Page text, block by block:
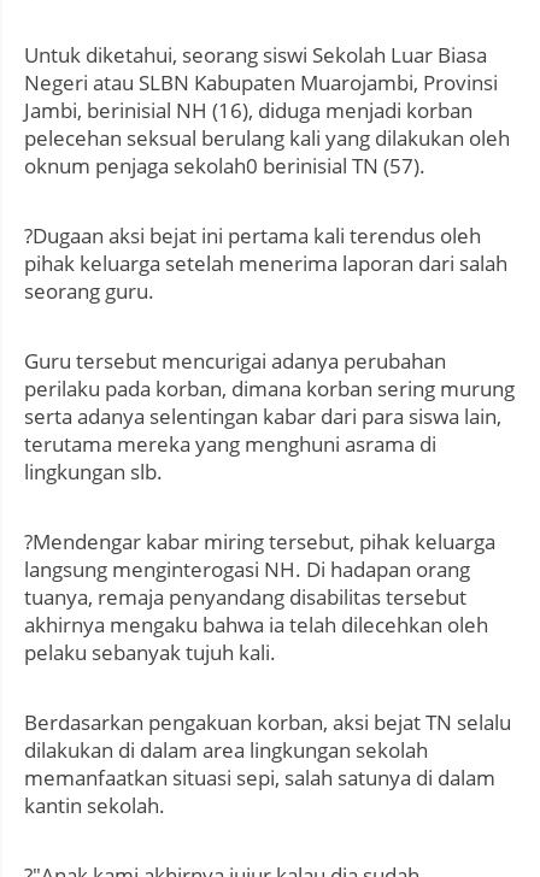
Untuk diketahui, seorang siswi Sekolah Luar Biasa
Negeri atau SLBN Kabupaten Muarojambi, Provinsi
Jambi, berinisial NH (16), diduga menjadi korban
pelecehan seksual berulang kali yang dilakukan oleh
oknum penjaga sekolah0 berinisial TN (57).
?Dugaan aksi bejat ini pertama kali terendus oleh
pihak keluarga setelah menerima laporan dari salah
seorang guru.
Guru tersebut mencurigai adanya perubahan
perilaku pada korban, dimana korban sering murung
serta adanya selentingan kabar dari para siswa lain,
terutama mereka yang menghuni asrama di
lingkungan slb.
?Mendengar kabar miring tersebut, pihak keluarga
langsung menginterogasi NH. Di hadapan orang
tuanya, remaja penyandang disabilitas tersebut
akhirnya mengaku bahwa ia telah dilecehkan oleh
pelaku sebanyak tujuh kali.
Berdasarkan pengakuan korban, aksi bejat TN selalu
dilakukan di dalam area lingkungan sekolah
memanfaatkan situasi sepi, salah satunya di dalam
kantin sekolah.